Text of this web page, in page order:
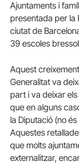
Ajuntaments i
presentada per la
ciutat de
39 escoles
Aquest
Generalitat va
part i va deixar
que en alguns
la Diputació (no
Aquestes
que molts
externalitzar,